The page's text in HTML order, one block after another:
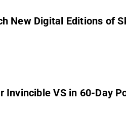
New Digital Editions of
VS in 60-Day